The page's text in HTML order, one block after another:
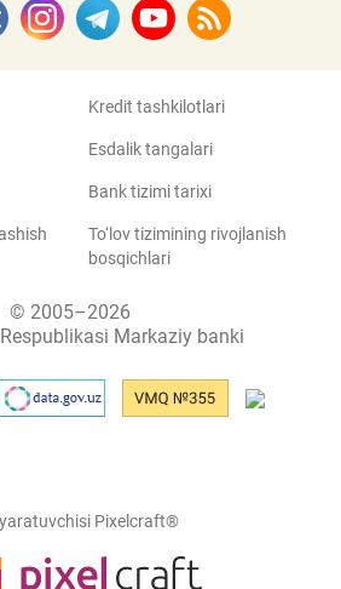
Kredit tashkilotlari
Esdalik tangalari
Bank tizimi tarixi
To‘lov tizimining rivojlanish
bosqichlari
© 2005–2026
Respublikasi Markaziy banki
Pixelcraft®